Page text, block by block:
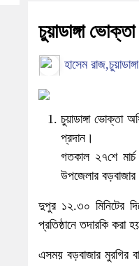
চুয়াডাঙ্গা
হাসেম রাজ,চুয়াডাঙ্গা
চুয়াডাঙ্গা ভোক্তা
প্রদান।
গতকাল ২৭শে
উপজেলার বড়বাজার
দুপুর ১২.৩০ মিনিটের
প্রতিষ্ঠানে তদারকি করা
এসময় বড়বাজার মুরগির